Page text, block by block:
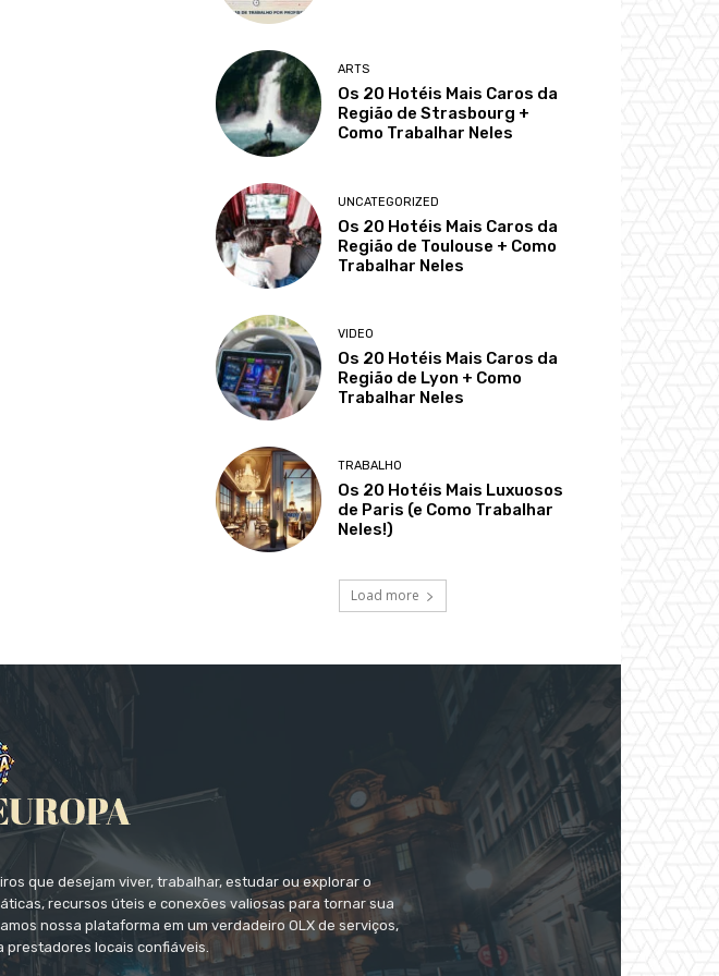
ARTS
Os 20 Hotéis Mais Caros da
Região de Strasbourg +
Como Trabalhar Neles
UNCATEGORIZED
Os 20 Hotéis Mais Caros da
Região de Toulouse + Como
Trabalhar Neles
VIDEO
Os 20 Hotéis Mais Caros da
Região de Lyon + Como
Trabalhar Neles
TRABALHO
Os 20 Hotéis Mais Luxuosos
de Paris (e Como Trabalhar
Neles!)
Load more
que desejam viver, trabalhar, estudar ou explorar o
recursos úteis e conexões valiosas para tornar sua
nossa plataforma em um verdadeiro OLX de serviços,
prestadores locais confiáveis.